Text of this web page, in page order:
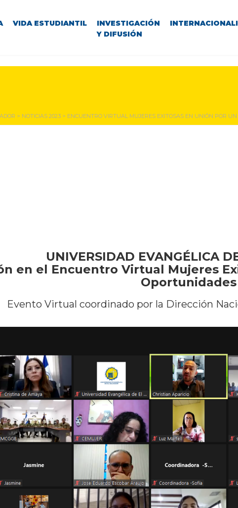
VIDA ESTUDIANTIL
INVESTIGACIÓN
Y DIFUSIÓN
> NOTICIAS 2023 > ENCUENTRO VIRTUAL MUJERES EXITOSAS EN UNIÓN POR
UNIVERSIDAD EVANGÉLICA
en el Encuentro Virtual Mujeres
Oportunidades
Evento Virtual coordinado por la Dirección